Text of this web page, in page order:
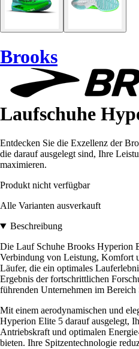
Brooks
Laufschuhe
Entdecken Sie die Exzellenz der
die darauf ausgelegt sind, Ihre
maximieren.
Produkt nicht verfügbar
Alle Varianten ausverkauft
Beschreibung
Die Lauf Schuhe Brooks Hyperion
Verbindung von Leistung, Komfort
Läufer, die ein optimales
Ergebnis der fortschrittlichen
führenden Unternehmen im Bereich
Mit einem aerodynamischen und
Hyperion Elite 5 darauf ausgelegt,
Antriebskraft und optimalen
bieten. Ihre Spitzentechnologie